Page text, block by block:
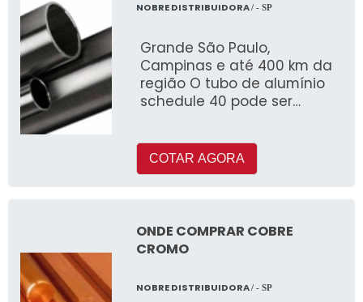
NOBRE DISTRIBUIDORA/ - SP
Grande São Paulo,
Campinas e até 400 km da
região O tubo de alumínio
schedule 40 pode ser
COTAR AGORA
ONDE COMPRAR COBRE
CROMO
NOBRE DISTRIBUIDORA/ - SP